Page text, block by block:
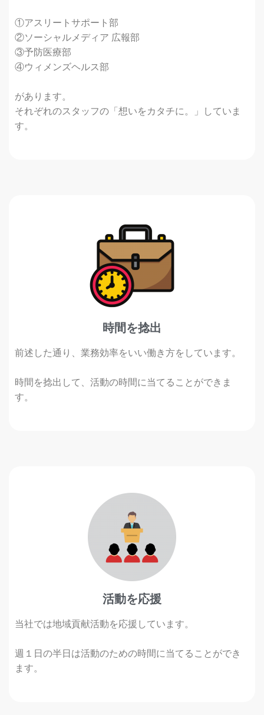
①アスリートサポート部
②ソーシャルメディア 広報部
③予防医療部
④ウィメンズヘルス部
があります。
それぞれのスタッフの「想いをカタチに。」していま
す。
時間を捻出
前述した通り、業務効率をいい働き方をしています。
時間を捻出して、活動の時間に当てることができま
す。
活動を応援
当社では地域貢献活動を応援しています。
週１日の半日は活動のための時間に当てることができ
ます。